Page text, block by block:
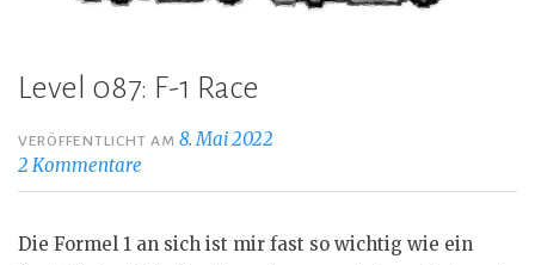
Level 087: F-1 Race
VERÖFFENTLICHT AM8. Mai 2022
2 Kommentare
Die Formel 1 an sich ist mir fast so wichtig wie ein